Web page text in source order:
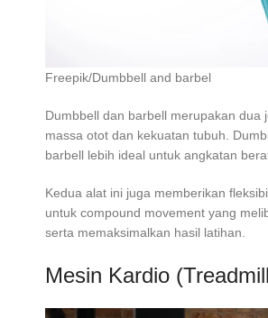
Freepik/Dumbbell and barbel
Dumbbell dan barbell merupakan
massa otot dan kekuatan tubuh.
barbell lebih ideal untuk angkatan
Kedua alat ini juga memberikan
untuk compound movement yang
serta memaksimalkan hasil latihan.
Mesin Kardio